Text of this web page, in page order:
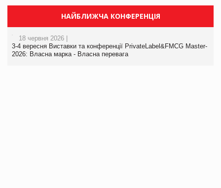
НАЙБЛИЖЧА КОНФЕРЕНЦІЯ
18 червня 2026 |
3-4 вересня Виставки та конференції PrivateLabel&FMCG Master-
2026: Власна марка - Власна перевага